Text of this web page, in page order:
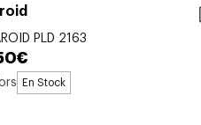
PLD 2163
En Stock